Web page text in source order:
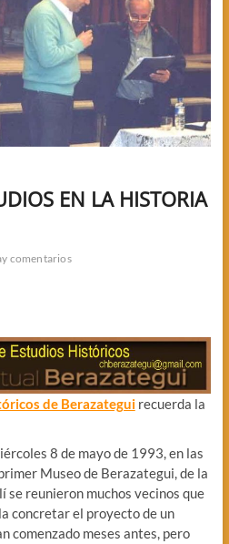
EN LA HISTORIA
comentarios
de Berazateguirecuerda la
8 de mayo de 1993, en las
Museo de Berazategui, de la
se reunieron muchos vecinos que
concretar el proyecto de un
comenzado meses antes, pero